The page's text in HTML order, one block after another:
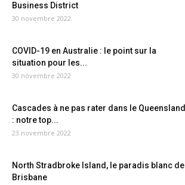
Business District
30 novembre 2022
COVID-19 en Australie : le point sur la
situation pour les...
30 novembre 2022
Cascades à ne pas rater dans le Queensland
: notre top...
23 novembre 2022
North Stradbroke Island, le paradis blanc de
Brisbane